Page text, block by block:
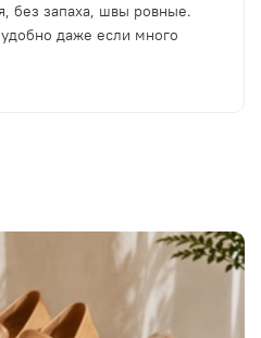
без запаха, швы ровные.
даже если много